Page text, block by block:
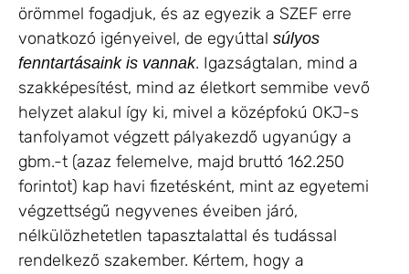
örömmel fogadjuk, és az egyezik a SZEF erre
vonatkozó igényeivel, de egyúttal súlyos
fenntartásaink is vannak. Igazságtalan, mind a
szakképesítést, mind az életkort semmibe vevő
helyzet alakul így ki, mivel a középfokú OKJ-s
tanfolyamot végzett pályakezdő ugyanúgy a
gbm.-t (azaz felemelve, majd bruttó 162.250
forintot) kap havi fizetésként, mint az egyetemi
végzettségű negyvenes éveiben járó,
nélkülözhetetlen tapasztalattal és tudással
rendelkező szakember. Kértem, hogy a